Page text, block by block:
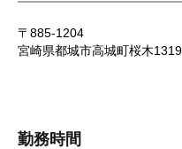
〒885-1204
宮崎県都城市高城町桜木
勤務時間